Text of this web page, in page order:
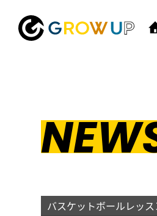
バスケットボールレッス